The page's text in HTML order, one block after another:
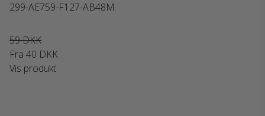
299-AE759-F127-AB48M
59 DKK
Fra 40 DKK
Vis produkt